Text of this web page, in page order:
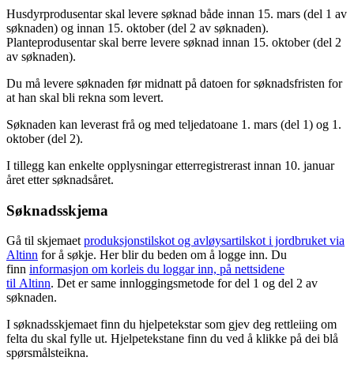
Husdyrprodusentar skal levere søknad både innan 15. mars (del 1 av
søknaden) og innan 15. oktober (del 2 av søknaden).
Planteprodusentar skal berre levere søknad innan 15. oktober (del 2
av søknaden).
Du må levere søknaden før midnatt på datoen for søknadsfristen for
at han skal bli rekna som levert.
Søknaden kan leverast frå og med teljedatoane 1. mars (del 1) og 1.
oktober (del 2).
I tillegg kan enkelte opplysningar etterregistrerast innan 10. januar
året etter søknadsåret.
Søknadsskjema
Gå til skjemaet produksjonstilskot og avløysartilskot i jordbruket via
Altinn for å søkje. Her blir du beden om å logge inn. Du
finn informasjon om korleis du loggar inn, på nettsidene
til Altinn. Det er same innloggingsmetode for del 1 og del 2 av
søknaden.
I søknadsskjemaet finn du hjelpetekstar som gjev deg rettleiing om
felta du skal fylle ut. Hjelpetekstane finn du ved å klikke på dei blå
spørsmålsteikna.